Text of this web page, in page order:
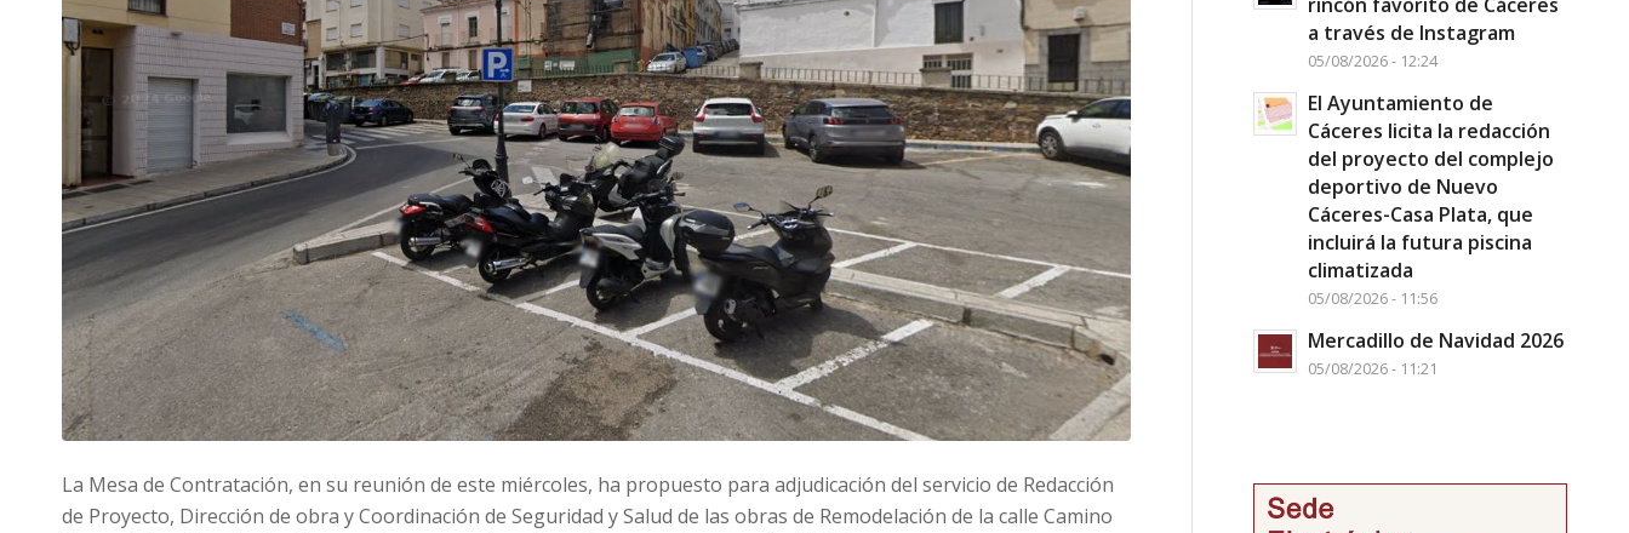
La Mesa de Contratación, en su reunión de este miércoles, ha propuesto para adjudicación del servicio de Redacción
de Proyecto, Dirección de obra y Coordinación de Seguridad y Salud de las obras de Remodelación de la calle Camino
a través de Instagram
05/08/2026 - 12:24
El Ayuntamiento de
Cáceres licita la redacción
del proyecto del complejo
deportivo de Nuevo
Cáceres-Casa Plata, que
incluirá la futura piscina
climatizada
05/08/2026 - 11:56
Mercadillo de Navidad 2026
05/08/2026 - 11:21